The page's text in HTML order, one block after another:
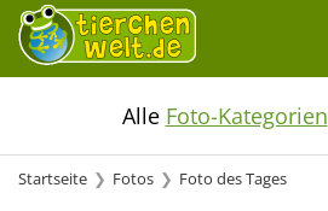
Alle Foto-Kategorien
Startseite Fotos Foto des Tages